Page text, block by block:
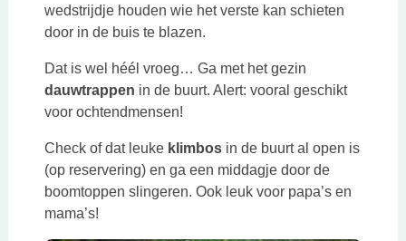
wedstrijdje houden wie het verste kan schieten
door in de buis te blazen.
Dat is wel héél vroeg… Ga met het gezin
dauwtrappen in de buurt. Alert: vooral geschikt
voor ochtendmensen!
Check of dat leuke klimbosin de buurt al open is
(op reservering) en ga een middagje door de
boomtoppen slingeren. Ook leuk voor papa’s en
mama’s!